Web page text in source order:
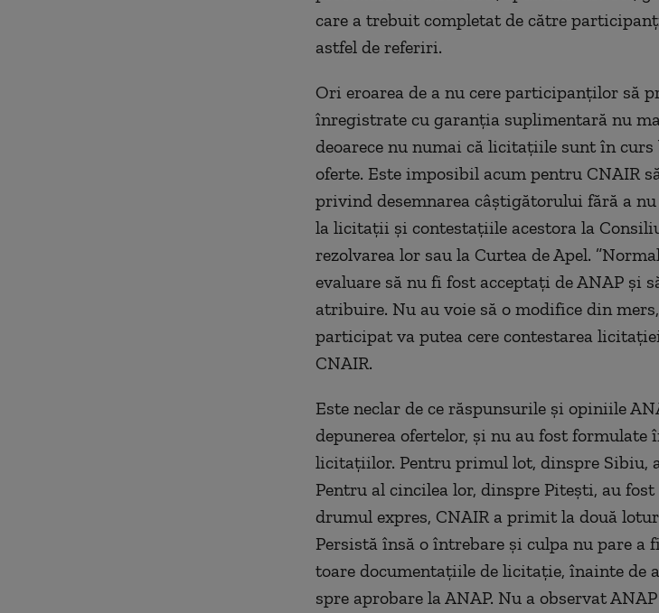
care a trebuit completat de către
astfel de referiri.
Ori eroarea de a nu cere participanților să
înregistrate cu garanția suplimentară nu
deoarece nu numai că licitațiile sunt în
oferte. Este imposibil acum pentru CNAIR
privind desemnarea câștigătorului fără a
la licitații și contestațiile acestora la
rezolvarea lor sau la Curtea de Apel.
evaluare să nu fi fost acceptați de ANAP și
atribuire. Nu au voie să o modifice din
participat va putea cere contestarea
CNAIR.
Este neclar de ce răspunsurile și opiniile
depunerea ofertelor, și nu au fost formulate
licitațiilor. Pentru primul lot, dinspre Sibiu,
Pentru al cincilea lor, dinspre Pitești, au
drumul expres, CNAIR a primit la două
Persistă însă o întrebare și culpa nu pare a
toare documentațiile de licitație, înainte de
spre aprobare la ANAP. Nu a observat